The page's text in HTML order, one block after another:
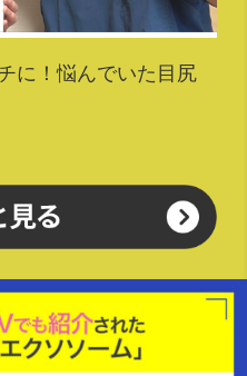
に！悩んでいた目尻